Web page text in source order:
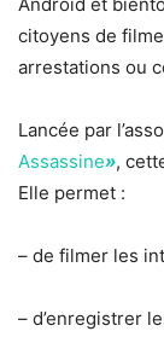
Android et
citoyens de
arrestations ou
Lancée par
Assassine»,
Elle permet :
– de filmer les
– d’enregistrer